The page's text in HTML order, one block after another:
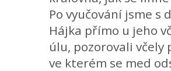
Po vyučování jsme
Hájka přímo u jeho
úlu, pozorovali
ve kterém se med